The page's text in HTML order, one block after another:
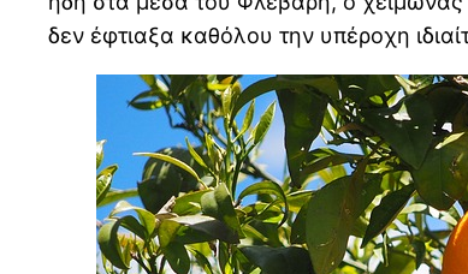
δεν έφτιαξα καθόλου την υπέροχη